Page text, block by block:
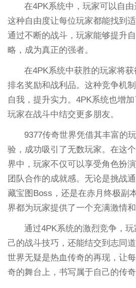
在4PK系统中，玩家可以自由
这种自由度让每位玩家都能找到
通过不断的战斗，玩家能够提升
略，成为真正的强者。
在4PK系统中获胜的玩家将
排名奖励和战利品。这种竞争机
自我，提升实力。4PK系统也增
玩家在战斗中结交更多朋友。
9377传奇世界凭借其丰富的
验，成功吸引了无数玩家。在这
界中，玩家不仅可以享受角色扮
团队合作的成就感。无论是挑战
藏宝图Boss，还是在赤月终极副
界都为玩家提供了一个充满激情和
通过4PK系统的激烈竞争，
己的战斗技巧，还能结交到志同
世界无疑是热血传奇的再现，让
奇的舞台上，书写属于自己的传奇